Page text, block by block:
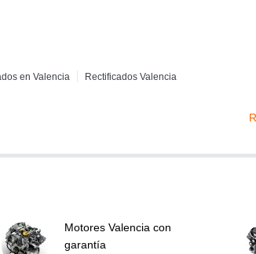
en Valencia Rectificados Valencia
Motores Valencia con
garantía